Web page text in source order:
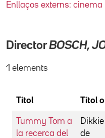
Enllaços externs: cinema
DirectorBOSCH,
1 elements
Títol Títol
Tummy Tom a
la recerca del
de